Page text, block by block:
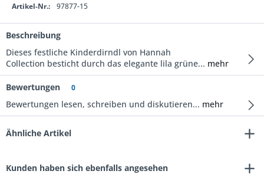
Artikel-Nr.:
97877-15
Beschreibung
Dieses festliche Kinderdirndl von Hannah
Collection besticht durch das elegante lila grüne... mehr
Bewertungen 0
Bewertungen lesen, schreiben und diskutieren... mehr
Ähnliche Artikel
Kunden haben sich ebenfalls angesehen